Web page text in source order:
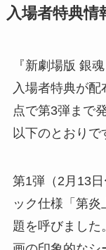
入場者特典情
『新劇場版 銀
入場者特典が
点で第3弾まで
以下のとおりで
第1弾（2月13
ック仕様「第
題を呼びました